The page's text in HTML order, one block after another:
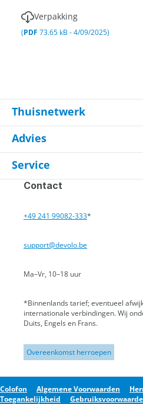
Verpakking
(PDF 73.65 kB - 4/09/2025)
Thuisnetwerk
Advies
Service
Contact
+49 241 99082-333*
support@devolo.be
Ma–Vr, 10–18 uur
*Binnenlands tarief; eventueel
internationale verbindingen.Wij
Duits, Engels en Frans.
Overeenkomst herroepen
Colofon Algemene Voorwaarden
Toegankelijkheid